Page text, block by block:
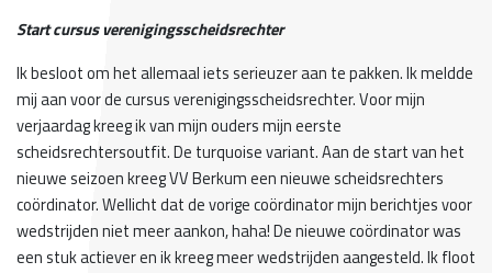
Start cursus verenigingsscheidsrechter
Ik besloot om het allemaal iets serieuzer aan te pakken. Ik meldde
mij aan voor de cursus verenigingsscheidsrechter. Voor mijn
verjaardag kreeg ik van mijn ouders mijn eerste
scheidsrechtersoutfit. De turquoise variant. Aan de start van het
nieuwe seizoen kreeg VV Berkum een nieuwe scheidsrechters
coördinator. Wellicht dat de vorige coördinator mijn berichtjes voor
wedstrijden niet meer aankon, haha! De nieuwe coördinator was
een stuk actiever en ik kreeg meer wedstrijden aangesteld. Ik floot